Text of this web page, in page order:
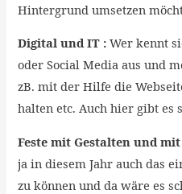
Hintergrund umsetzen
Digital und IT :Wer kennt
oder Social Media aus und
zB. mit der Hilfe die
halten etc. Auch hier gibt es
Feste mit Gestalten und
ja in diesem Jahr auch das
zu können und da wäre es